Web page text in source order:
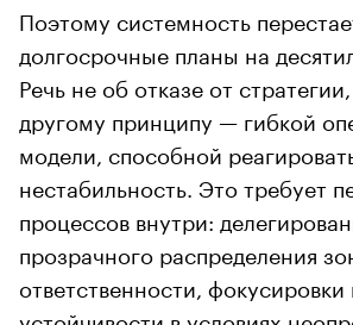
Поэтому системность
долгосрочные планы на
Речь не об отказе от
другому принципу — гибкой
модели, способной
нестабильность. Это требует
процессов внутри:
прозрачного распределения
ответственности, фокусировки